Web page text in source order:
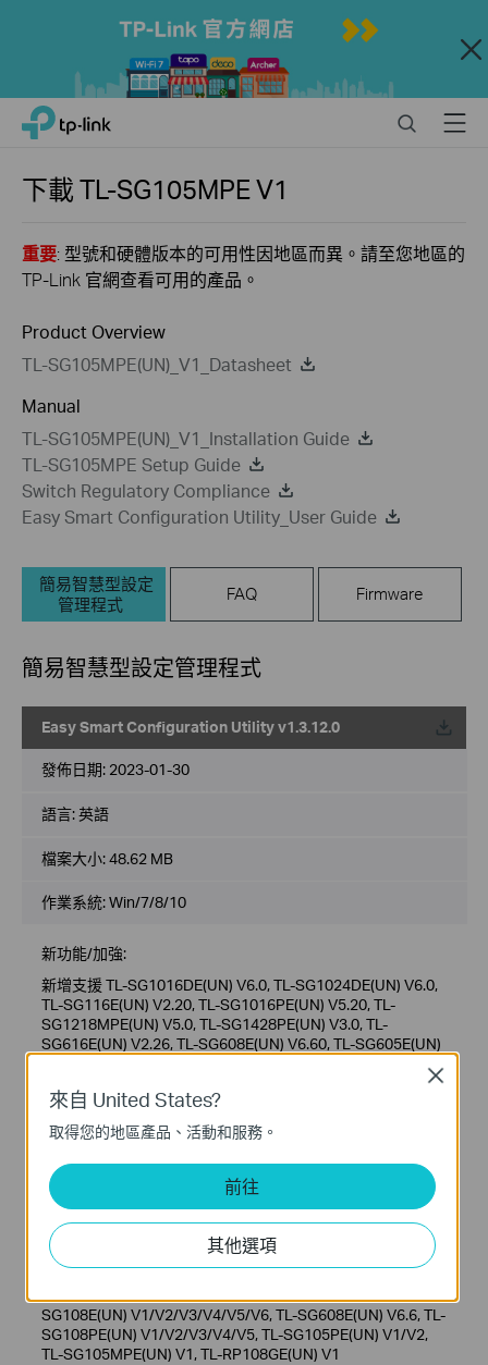
Close
Click
navigation
TP-Link, Reliably Smart SearchMenu
下載TL-SG105MPEV1
重要: 型號和硬體版本的可用性因地區而異。請至您地區的
TP-Link 官網查看可用的產品。
Product Overview
TL-SG105MPE(UN)_V1_Datasheet
Manual
TL-SG105MPE(UN)_V1_Installation Guide
TL-SG105MPE Setup Guide
Switch Regulatory Compliance
Easy Smart Configuration Utility_User Guide
簡易智慧型設定
管理程式
FAQ Firmware
簡易智慧型設定管理程式
Easy Smart Configuration Utility v1.3.12.0
發佈日期: 2023-01-30
語言:英語
檔案大小:48.62 MB
作業系統: Win/7/8/10
新功能/加強:
新增支援 TL-SG1016DE(UN) V6.0, TL-SG1024DE(UN) V6.0,
TL-SG116E(UN) V2.20, TL-SG1016PE(UN) V5.20, TL-
SG1218MPE(UN) V5.0, TL-SG1428PE(UN) V3.0, TL-
SG616E(UN) V2.26, TL-SG608E(UN) V6.60, TL-SG605E(UN)
Notes:
SG1218MPE(UN) V1/V2/V3.2/V3.26/V4/V4.2/V5, TL-
SG1210MPE V2/V3, TL-SG1024DE(UN)
V1/V2/V3.20/V3.26/V4/V5/V5.2, TL-SG1016DE(UN)
V1/V2/V3/V4/V4.2/V6, TL-SG116E(UN)
SG108E(UN) V1/V2/V3/V4/V5/V6, TL-SG608E(UN) V6.6, TL-
SG108PE(UN) V1/V2/V3/V4/V5, TL-SG105PE(UN) V1/V2,
TL-SG105MPE(UN) V1, TL-RP108GE(UN) V1
來自 United States?
取得您的地區產品、活動和服務。
前往
其他選項
Close